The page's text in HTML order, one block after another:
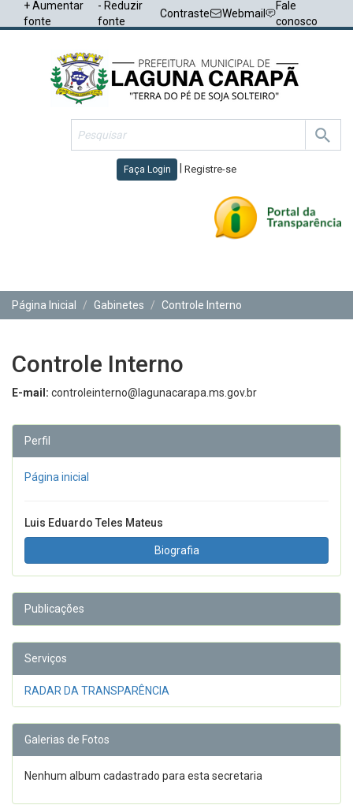
+ Aumentar
fonte
- Reduzir
fonte
Contraste Webmail
Fale
conosco
Faça Login Registre-se
Página Inicial
Gabinetes Controle Interno
Controle Interno
E-mail: controleinterno@lagunacarapa.ms.gov.br
Perfil
Página inicial
Luis Eduardo Teles Mateus
Biografia
Publicações
Serviços
RADAR DA TRANSPARÊNCIA
Galerias de Fotos
Nenhum album cadastrado para esta secretaria